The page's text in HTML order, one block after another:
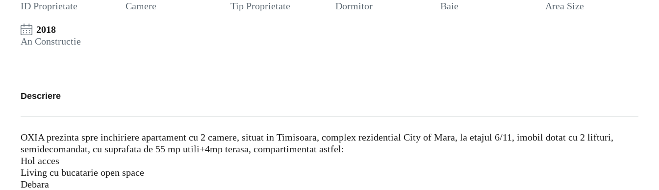
ID Proprietate
Camere
Tip Proprietate
Dormitor
Baie
Area Size
2018
An Constructie
Descriere
OXIA prezinta spre inchiriere apartament cu 2 camere, situat in Timisoara, complex rezidential City of Mara, la etajul 6/11, imobil dotat cu 2 lifturi,
semidecomandat, cu suprafata de 55 mp utili+4mp terasa, compartimentat astfel:
Hol acces
Living cu bucatarie open space
Debara